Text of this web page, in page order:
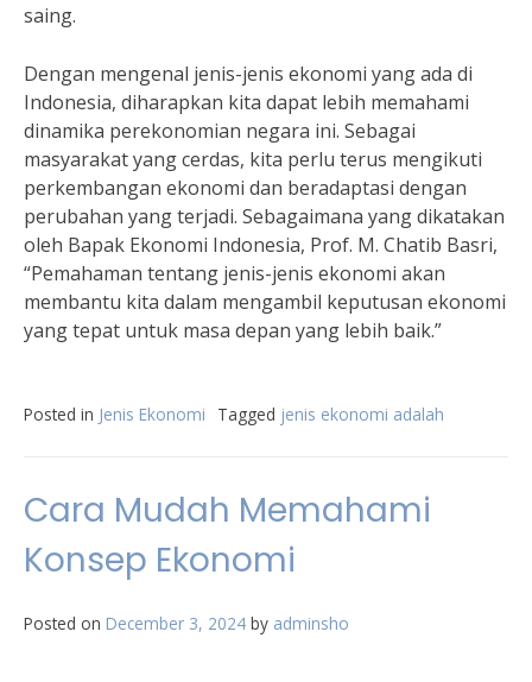
saing.
Dengan mengenal jenis-jenis ekonomi yang ada di
Indonesia, diharapkan kita dapat lebih memahami
dinamika perekonomian negara ini. Sebagai
masyarakat yang cerdas, kita perlu terus mengikuti
perkembangan ekonomi dan beradaptasi dengan
perubahan yang terjadi. Sebagaimana yang dikatakan
oleh Bapak Ekonomi Indonesia, Prof. M. Chatib Basri,
“Pemahaman tentang jenis-jenis ekonomi akan
membantu kita dalam mengambil keputusan ekonomi
yang tepat untuk masa depan yang lebih baik.”
Posted in Jenis Ekonomi Tagged jenis ekonomi adalah
Cara Mudah Memahami
Konsep Ekonomi
Posted on December 3, 2024 by adminsho